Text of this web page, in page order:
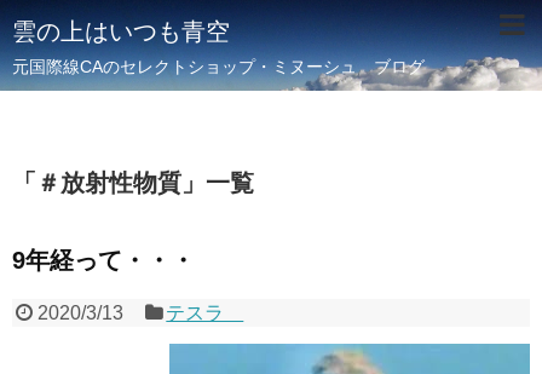
雲の上はいつも青空
元国際線CAのセレクトショップ・ミヌーシュ ブログ
「 ＃放射性物質 」 一覧
9年経って・・・
2020/3/13 テスラ